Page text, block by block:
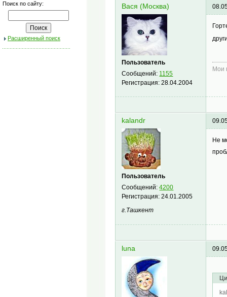
Поиск по сайту:
Расширенный поиск
Вася (Москва)
Пользователь
Сообщений: 1155
Регистрация:28.04.2004
Мои
kalandr
Пользователь
Сообщений:4200
Регистрация:24.01.2005
г.Ташкент
Не
luna